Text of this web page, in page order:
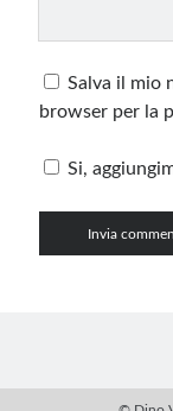
Salva il mio
browser per la
Si,